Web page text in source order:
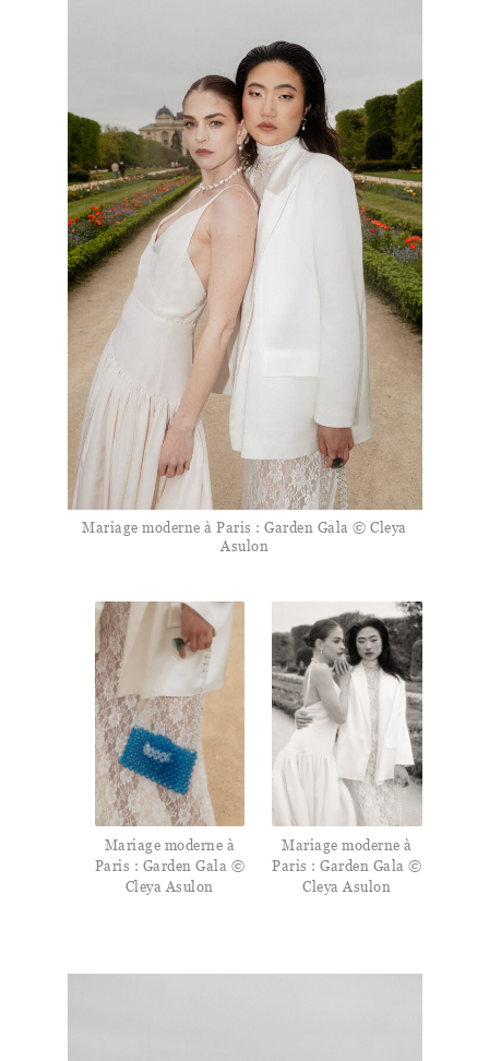
Mariage moderne à Paris : Garden Gala © Cleya
Asulon
Mariage moderne à
Paris : Garden Gala ©
Cleya Asulon
Mariage moderne à
Paris : Garden Gala ©
Cleya Asulon